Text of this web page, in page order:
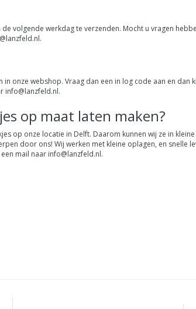
volgende werkdag te verzenden. Mocht u vragen
.
in onze webshop. Vraag dan een in log code aan en
info@lanzfeld.nl.
op maat laten maken?
op onze locatie in Delft. Daarom kunnen wij ze in
door ons! Wij werken met kleine oplagen, en
mail naar info@lanzfeld.nl.